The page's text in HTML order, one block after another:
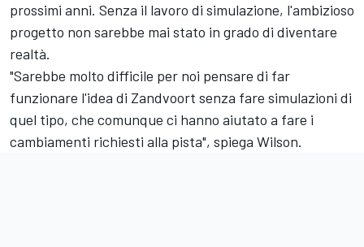
prossimi anni. Senza il lavoro di simulazione, l'ambizioso
progetto non sarebbe mai stato in grado di diventare
realtà.
"Sarebbe molto difficile per noi pensare di far
funzionare l'idea di Zandvoort senza fare simulazioni di
quel tipo, che comunque ci hanno aiutato a fare i
cambiamenti richiesti alla pista", spiega Wilson.